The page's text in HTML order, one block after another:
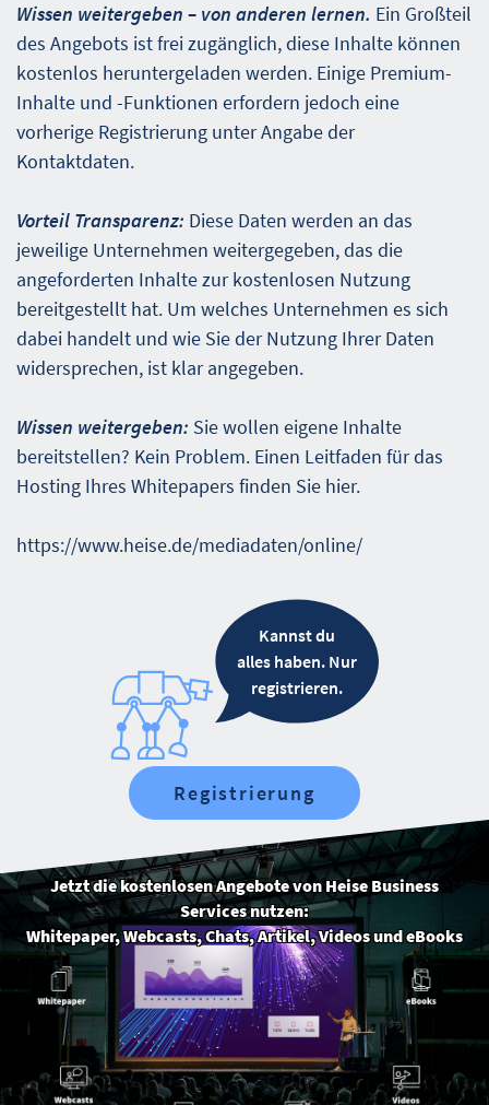
Wissen weitergeben – von anderen lernen. Ein Großteil
des Angebots ist frei zugänglich, diese Inhalte können
kostenlos heruntergeladen werden. Einige Premium-
Inhalte und -Funktionen erfordern jedoch eine
vorherige Registrierung unter Angabe der
Kontaktdaten.
Vorteil Transparenz: Diese Daten werden an das
jeweilige Unternehmen weitergegeben, das die
angeforderten Inhalte zur kostenlosen Nutzung
bereitgestellt hat. Um welches Unternehmen es sich
dabei handelt und wie Sie der Nutzung Ihrer Daten
widersprechen, ist klar angegeben.
Wissen weitergeben: Sie wollen eigene Inhalte
bereitstellen? Kein Problem. Einen Leitfaden für das
Hosting Ihres Whitepapers finden Sie hier.
https://www.heise.de/mediadaten/online/
Kannst du
alles haben. Nur
registrieren.
Registrierung
Jetzt die kostenlosen Angebote von Heise Business
Services nutzen:
Whitepaper, Webcasts, Chats, Artikel, Videos und eBooks